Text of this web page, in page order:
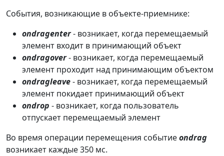
События, возникающие в объекте-приемнике:
ondragenter- возникает, когда перемещаемый
элемент входит в принимающий объект
ondragover- возникает, когда перемещаемый
элемент проходит над принимающим объектом
ondragleave- возникает, когда перемещаемый
элемент покидает принимающий объект
ondrop - возникает, когда пользователь
отпускает перемещаемый элемент
Во время операции перемещения событиеondrag
возникает каждые 350 мс.